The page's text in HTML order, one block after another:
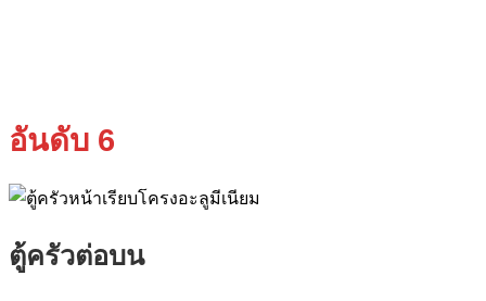
อันดับ 6
ตู้ครัวต่อบน